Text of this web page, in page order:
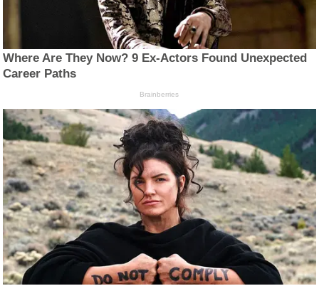
Where Are They Now? 9 Ex-Actors Found Unexpected
Career Paths
Brainberries